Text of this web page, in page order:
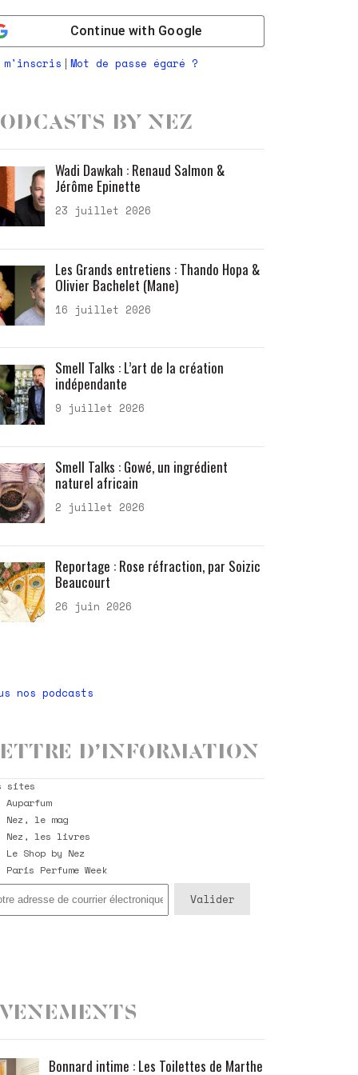
Continue with Google
m'inscris | Mot de passe égaré ?
by Nez
Wadi Dawkah : Renaud Salmon &
Jérôme Epinette
23 juillet 2026
Les Grands entretiens : Thando Hopa &
Olivier Bachelet (Mane)
16 juillet 2026
Smell Talks : L’art de la création
indépendante
9 juillet 2026
Smell Talks : Gowé, un ingrédient
naturel africain
2 juillet 2026
Reportage : Rose réfraction, par Soizic
Beaucourt
26 juin 2026
nos podcasts
d’information
sites
Auparfum
Nez, le mag
Nez, les livres
Le Shop by Nez
Paris Perfume Week
Bonnard intime : Les Toilettes de Marthe